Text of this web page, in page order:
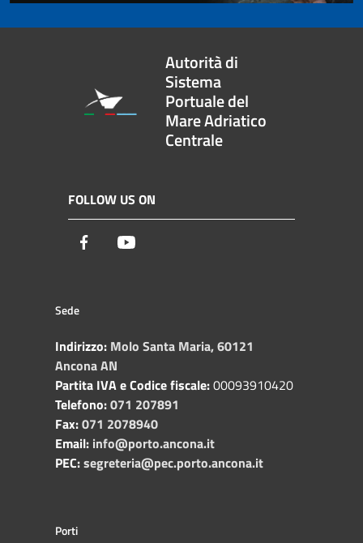
Autorità di
Sistema
Portuale del
Mare Adriatico
Centrale
FOLLOW US ON
Facebook
Sede
Indirizzo: Molo Santa Maria, 60121
Ancona AN
Partita IVA e Codice fiscale:00093910420
Telefono:071 207891
Fax:071 2078940
Email: info@porto.ancona.it
PEC:segreteria@pec.porto.ancona.it
Porti